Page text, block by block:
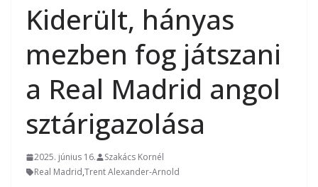
Kiderült, hányas
mezben fog játszani
a Real Madrid angol
sztárigazolása
2025. június 16.
Szakács Kornél
Real Madrid,Trent Alexander-Arnold